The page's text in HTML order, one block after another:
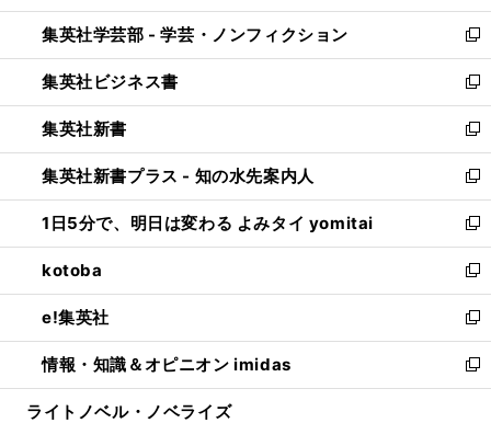
開
く
ウ
で
開
く
ン
ド
ウ
で
開
く
ウ
ィ
ン
ド
ウ
で
開
く
集英社学芸部 - 学芸・ノンフィクション
新
し
い
ウ
ィ
ン
ド
ウ
で
開
く
集英社ビジネス書
新
し
い
ウ
ィ
ン
ド
ウ
で
開
く
集英社新書
新
し
い
ウ
ィ
ン
ド
ウ
で
開
く
集英社新書プラス - 知の水先案内人
新
し
い
ウ
ィ
ン
ド
ウ
で
開
1日5分で、明日は変わる よみタイ yomitai
新
し
い
ウ
ィ
ン
ド
ウ
kotoba
新
し
い
ウ
ィ
ン
e!集英社
新
し
い
ウ
情報・知識＆オピニオン imidas
新
し
ライトノベル・ノベライズ